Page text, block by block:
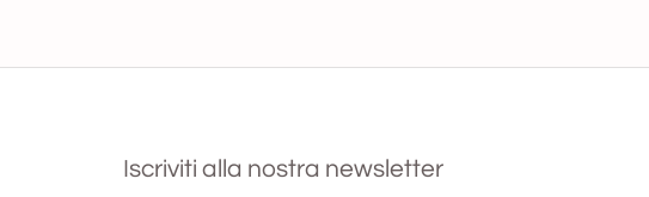
Iscriviti alla nostra newsletter